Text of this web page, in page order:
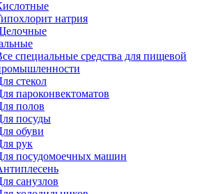
натрия
специальные средства для пищевой
стекол
пароконвектоматов
полов
посуды
обуви
рук
посудомоечных машин
санузлов